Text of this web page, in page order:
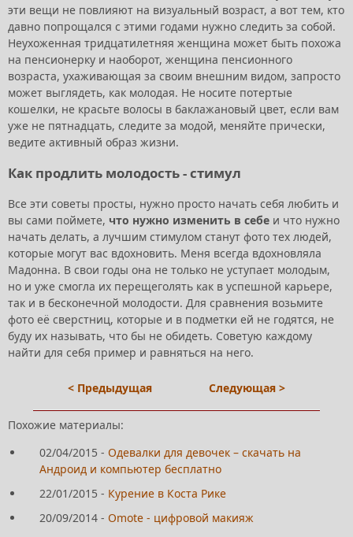
эти вещи не повлияют на визуальный возраст, а вот тем, кто
давно попрощался с этими годами нужно следить за собой.
Неухоженная тридцатилетняя женщина может быть похожа
на пенсионерку и наоборот, женщина пенсионного
возраста, ухаживающая за своим внешним видом, запросто
может выглядеть, как молодая. Не носите потертые
кошелки, не красьте волосы в баклажановый цвет, если вам
уже не пятнадцать, следите за модой, меняйте прически,
ведите активный образ жизни.
Как продлить молодость - стимул
Все эти советы просты, нужно просто начать себя любить и
вы сами поймете, что нужно изменить в себе и что нужно
начать делать, а лучшим стимулом станут фото тех людей,
которые могут вас вдохновить. Меня всегда вдохновляла
Мадонна. В свои годы она не только не уступает молодым,
но и уже смогла их перещеголять как в успешной карьере,
так и в бесконечной молодости. Для сравнения возьмите
фото её сверстниц, которые и в подметки ей не годятся, не
буду их называть, что бы не обидеть. Советую каждому
найти для себя пример и равняться на него.
< Предыдущая Следующая >
Похожие материалы:
02/04/2015 - Одевалки для девочек – скачать на
Андроид и компьютер бесплатно
22/01/2015 - Курение в Коста Рике
20/09/2014 - Omote - цифровой макияж